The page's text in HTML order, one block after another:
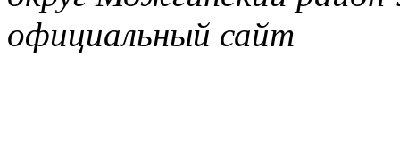
официальный сайт